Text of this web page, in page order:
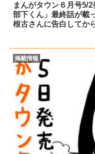
まんがタウン６月号5/
部下くん」最終話が載
根古さんに告白してか
掲載情報